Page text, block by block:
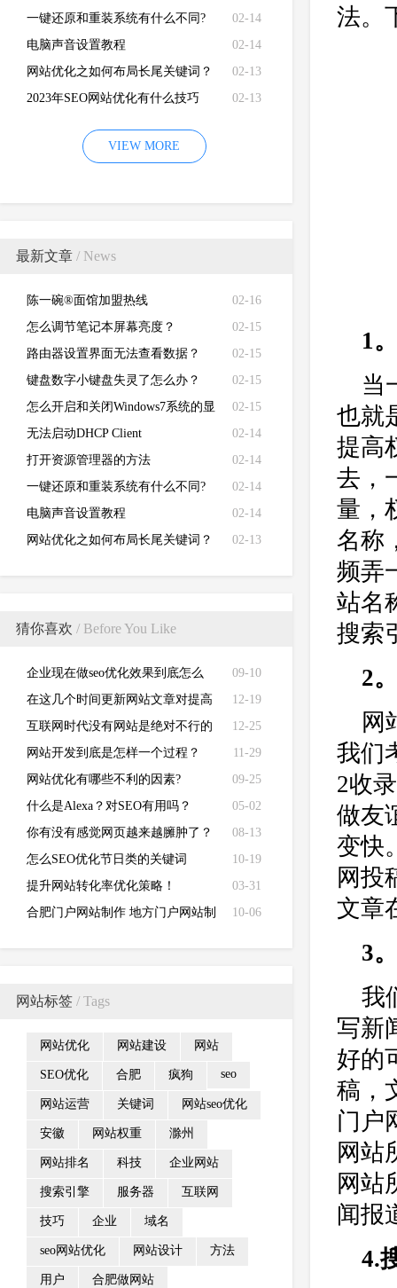
02-14
一键还原和重装系统有什么不同?
02-14
电脑声音设置教程
02-13
网站优化之如何布局长尾关键词？
02-13
2023年SEO网站优化有什么技巧
VIEW MORE
最新文章 / News
02-16
陈一碗®面馆加盟热线
02-15
怎么调节笔记本屏幕亮度？
02-15
路由器设置界面无法查看数据？
02-15
键盘数字小键盘失灵了怎么办？
02-15
怎么开启和关闭Windows7系统的显
卡硬件加速功能
02-14
无法启动DHCP Client
02-14
打开资源管理器的方法
02-14
一键还原和重装系统有什么不同?
02-14
电脑声音设置教程
02-13
网站优化之如何布局长尾关键词？
猜你喜欢 / Before You Like
09-10
企业现在做seo优化效果到底怎么
样？
12-19
在这几个时间更新网站文章对提高
排名会有很大的帮助
12-25
互联网时代没有网站是绝对不行的
11-29
网站开发到底是怎样一个过程？
09-25
网站优化有哪些不利的因素?
05-02
什么是Alexa？对SEO有用吗？
08-13
你有没有感觉网页越来越臃肿了？
—— 因为懒
10-19
怎么SEO优化节日类的关键词
03-31
提升网站转化率优化策略！
10-06
合肥门户网站制作 地方门户网站制
网站标签 / Tags
网站优化 网站建设 网站
SEO优化 合肥 疯狗 seo
网站运营 关键词 网站seo优化
安徽 网站权重 滁州
网站排名 科技 企业网站
搜索引擎 服务器 互联网
技巧 企业 域名
seo网站优化 网站设计 方法
用户 合肥做网站
法。
1
当
也就
提高
去，
量，
名称
频弄
站名
搜索
2
网
我们
2收
做友
变快
网投
文章
3
我
写新
好的
稿，
门户
网站
网站
闻报
4.